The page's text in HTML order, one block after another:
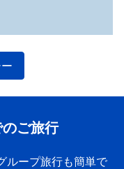
ご旅行
ループ旅行も簡単で